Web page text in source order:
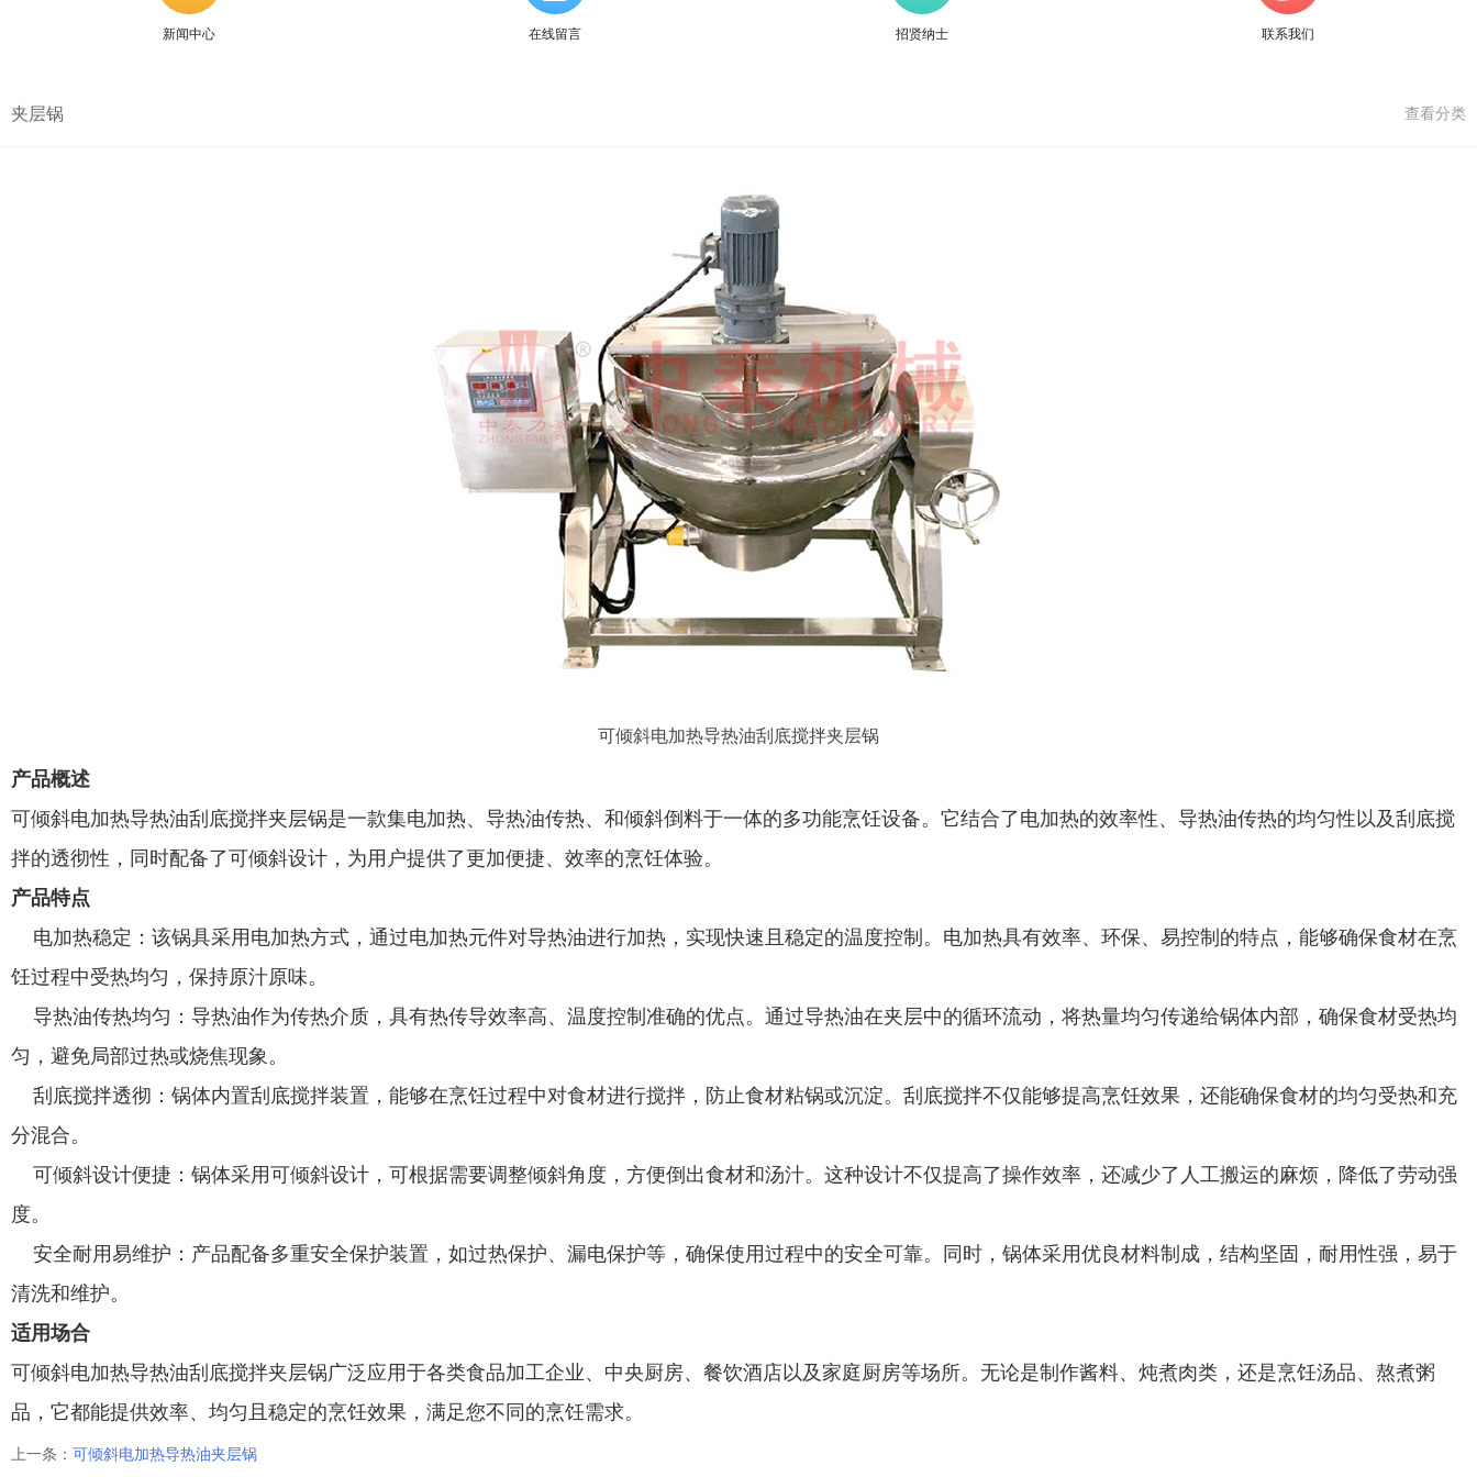
新闻中心 在线留言 招贤纳士 联系我们
夹层锅 查看分类
可倾斜电加热导热油刮底搅拌夹层锅
产品概述
可倾斜电加热导热油刮底搅拌夹层锅是一款集电加热、导热油传热、和倾斜倒料于一体的多功能烹饪设备。它结合了电加热的效率性、导热油传热的均匀性以及刮底搅
拌的透彻性，同时配备了可倾斜设计，为用户提供了更加便捷、效率的烹饪体验。
产品特点
电加热稳定：该锅具采用电加热方式，通过电加热元件对导热油进行加热，实现快速且稳定的温度控制。电加热具有效率、环保、易控制的特点，能够确保食材在烹
饪过程中受热均匀，保持原汁原味。
导热油传热均匀：导热油作为传热介质，具有热传导效率高、温度控制准确的优点。通过导热油在夹层中的循环流动，将热量均匀传递给锅体内部，确保食材受热均
匀，避免局部过热或烧焦现象。
刮底搅拌透彻：锅体内置刮底搅拌装置，能够在烹饪过程中对食材进行搅拌，防止食材粘锅或沉淀。刮底搅拌不仅能够提高烹饪效果，还能确保食材的均匀受热和充
分混合。
可倾斜设计便捷：锅体采用可倾斜设计，可根据需要调整倾斜角度，方便倒出食材和汤汁。这种设计不仅提高了操作效率，还减少了人工搬运的麻烦，降低了劳动强
度。
安全耐用易维护：产品配备多重安全保护装置，如过热保护、漏电保护等，确保使用过程中的安全可靠。同时，锅体采用优良材料制成，结构坚固，耐用性强，易于
清洗和维护。
适用场合
可倾斜电加热导热油刮底搅拌夹层锅广泛应用于各类食品加工企业、中央厨房、餐饮酒店以及家庭厨房等场所。无论是制作酱料、炖煮肉类，还是烹饪汤品、熬煮粥
品，它都能提供效率、均匀且稳定的烹饪效果，满足您不同的烹饪需求。
上一条： 可倾斜电加热导热油夹层锅